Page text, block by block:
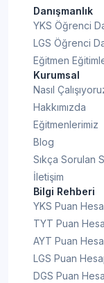
Danışmanlık
YKS Öğrenci
LGS Öğrenci
Eğitmen
Kurumsal
Nasıl
Hakkımızda
Eğitmenlerimiz
Blog
Sıkça Sorulan
İletişim
Bilgi Rehberi
YKS Puan
TYT Puan
AYT Puan
LGS Puan
DGS Puan